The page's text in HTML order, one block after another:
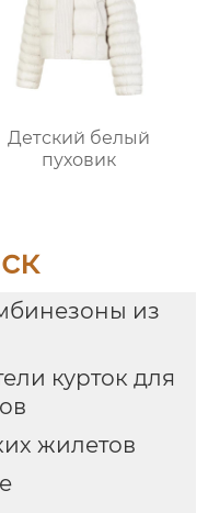
Детский белый
пуховик
из
курток для
жилетов